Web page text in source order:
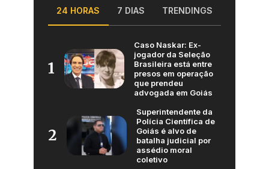
24 HORAS 7 DIAS TRENDINGS
1
Caso Naskar: Ex-
jogador da Seleção
Brasileira está entre
presos em operação
que prendeu
advogada em Goiás
2
Superintendente da
Polícia Científica de
Goiás é alvo de
batalha judicial por
assédio moral
coletivo